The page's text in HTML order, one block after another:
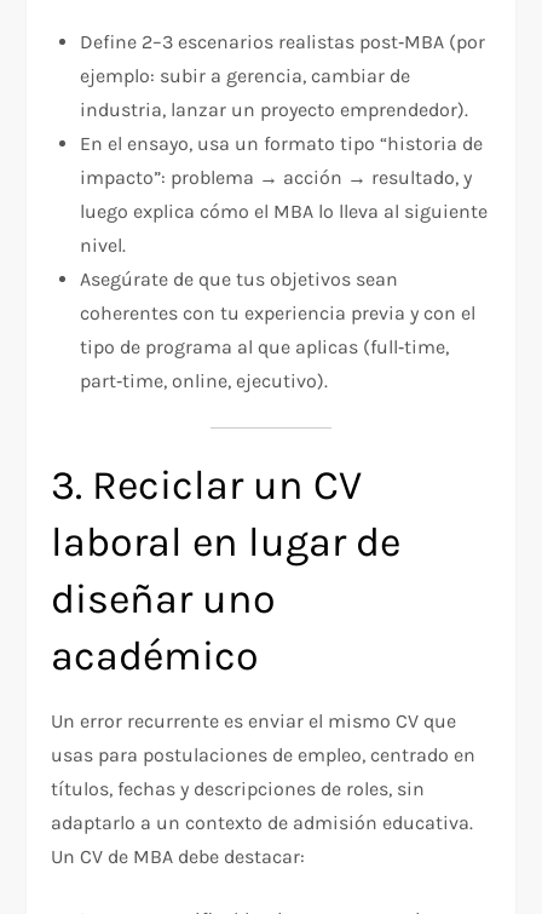
Define 2–3 escenarios realistas post‑MBA (por
ejemplo: subir a gerencia, cambiar de
industria, lanzar un proyecto emprendedor).
En el ensayo, usa un formato tipo “historia de
impacto”: problema → acción → resultado, y
luego explica cómo el MBA lo lleva al siguiente
nivel.
Asegúrate de que tus objetivos sean
coherentes con tu experiencia previa y con el
tipo de programa al que aplicas (full‑time,
part‑time, online, ejecutivo).
3. Reciclar un CV
laboral en lugar de
diseñar uno
académico
Un error recurrente es enviar el mismo CV que
usas para postulaciones de empleo, centrado en
títulos, fechas y descripciones de roles, sin
adaptarlo a un contexto de admisión educativa.
Un CV de MBA debe destacar: